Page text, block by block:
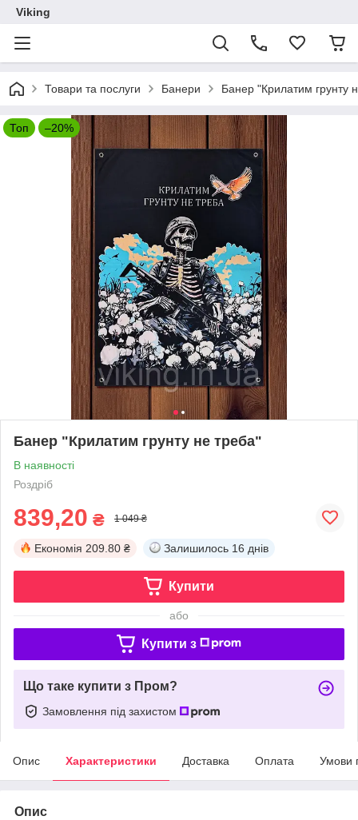
Viking
Товари та послуги Банери Банер "Крилатим грунту
Топ –20%
Банер "Крилатим грунту не треба"
В наявності
Роздріб
839,20 ₴ 1 049 ₴
Економія 209.80 ₴ Залишилось 16 днів
Купити
або
Купити з
Що таке купити з Пром?
Замовлення під захистом
Опис Характеристики Доставка Оплата Умови
Опис